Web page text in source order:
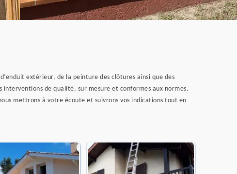
extérieur, de la peinture des clôtures ainsi que des
de qualité, sur mesure et conformes aux normes.
mettrons à votre écoute et suivrons vos indications tout en